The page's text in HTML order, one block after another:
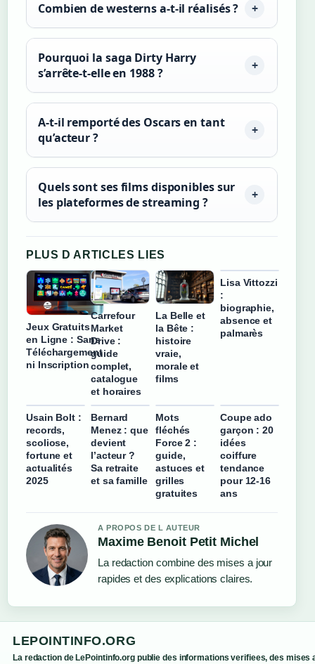
Combien de westerns a-t-il réalisés ?
Pourquoi la saga Dirty Harry
s’arrête-t-elle en 1988 ?
A-t-il remporté des Oscars en tant
qu’acteur ?
Quels sont ses films disponibles sur
les plateformes de streaming ?
PLUS D ARTICLES LIES
Jeux Gratuits
en Ligne : Sans
Téléchargement
ni Inscription
Carrefour
Market
Drive :
guide
complet,
catalogue
et horaires
La Belle et
la Bête :
histoire
vraie,
morale et
films
Lisa Vittozzi
:
biographie,
absence et
palmarès
Usain Bolt :
records,
scoliose,
fortune et
actualités
2025
Bernard
Menez : que
devient
l’acteur ?
Sa retraite
et sa famille
Mots
fléchés
Force 2 :
guide,
astuces et
grilles
gratuites
Coupe ado
garçon : 20
idées
coiffure
tendance
pour 12-16
ans
A PROPOS DE L AUTEUR
Maxime Benoit Petit Michel
La redaction combine des mises a jour
rapides et des explications claires.
LEPOINTINFO.ORG
La redaction de LePointinfo.org publie des informations verifiees, des mises